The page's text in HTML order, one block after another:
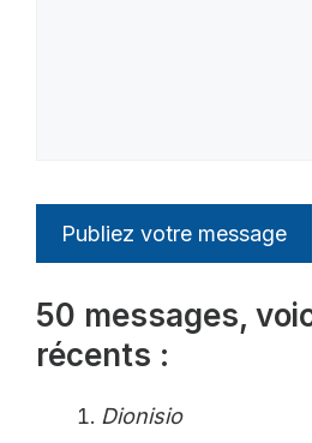
50 messages,
récents :
Dionisio